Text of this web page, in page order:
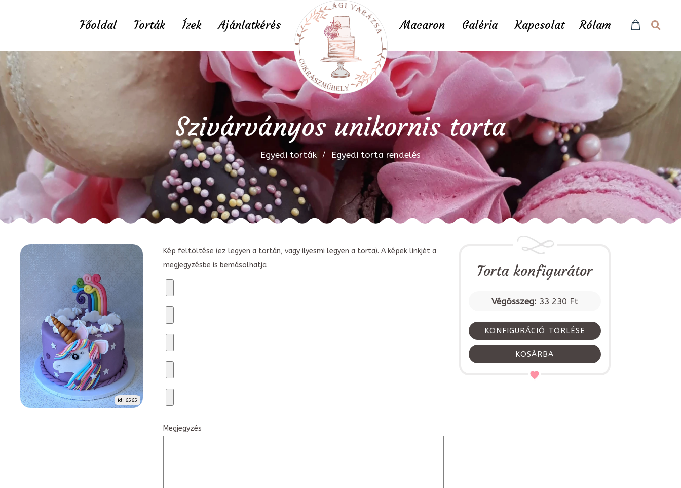
Főoldal Torták Ízek Ajánlatkérés Macaron Galéria Kapcsolat Rólam
Szivárványos unikornis torta
Egyedi torták Egyedi torta rendelés
id: 6565
Kép feltöltése (ez legyen a tortán, vagy ilyesmi legyen a torta). A képek linkjét a
megjegyzésbe is bemásolhatja
Megjegyzés
Torta konfigurátor
Végösszeg: 33 230 Ft
KONFIGURÁCIÓ TÖRLÉSE
KOSÁRBA